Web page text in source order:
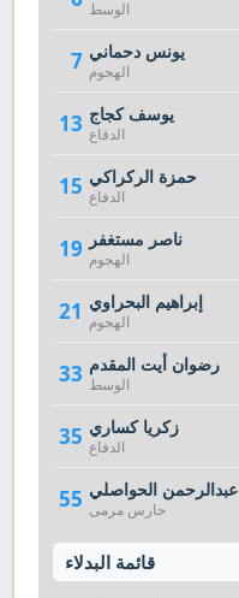
الوسط
7 يونس دحماني
الهجوم
13 يوسف كجاج
الدفاع
15 حمزة الركراكي
الدفاع
19 ناصر مستغفر
الهجوم
21 إبراهيم البحراوي
الهجوم
33 رضوان أيت المقدم
الوسط
35 زكريا كساري
الدفاع
55 عبدالرحمن الحواصلي
حارس مرمى
قائمة البدلاء